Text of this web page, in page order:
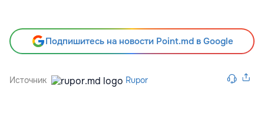
Подпишитесь на новости Point.md в Google
Источник Rupor